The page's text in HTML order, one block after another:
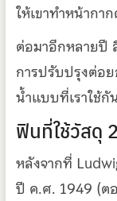
ให้เขาทำหน้ากา
ต่อมาอีกหลายปี
การปรับปรุงต่อ
น้ำแบบที่เราใช้
ฟินที่ใช้วัสดุ
หลังจากที่
ปี ค.ศ. 1949 (ต